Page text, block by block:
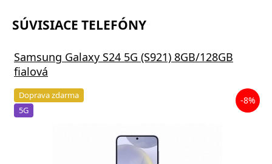
SÚVISIACE TELEFÓNY
Samsung Galaxy S24 5G (S921) 8GB/128GB
fialová
Doprava zdarma
5G
-8%